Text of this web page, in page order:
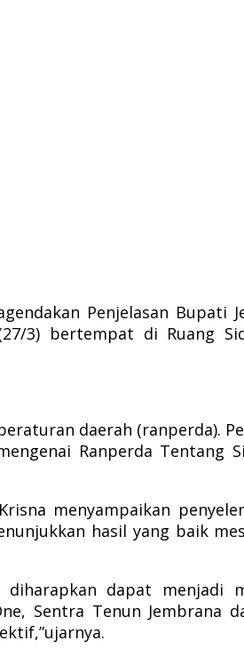
Penjelasan Bupati
3) bertempat di Ruang
daerah (ranperda).
Ranperda Tentang
menyampaikan
hasil yang baik
dapat menjadi
Sentra Tenun Jembrana